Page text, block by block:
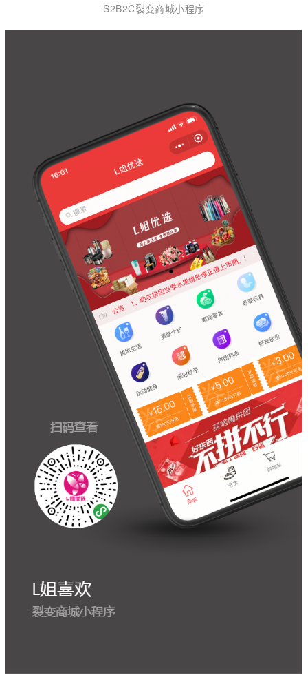
S2B2C裂变商城小程序